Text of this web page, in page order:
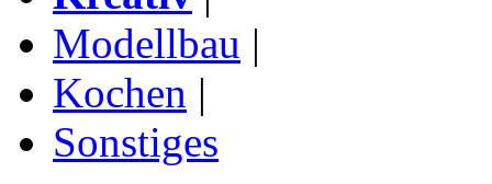
Modellbau |
Kochen |
Sonstiges